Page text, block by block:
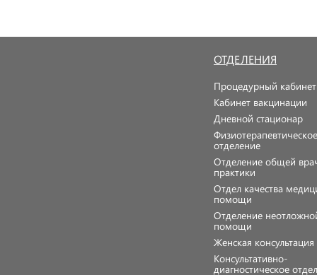
ОТДЕЛЕНИЯ
Процедурный кабинет
Кабинет вакцинации
Дневной стационар
Физиотерапевтическое
отделение
Отделение общей
практики
Отдел качества
помощи
Отделение
помощи
Женская
Консультативно-
диагностическое